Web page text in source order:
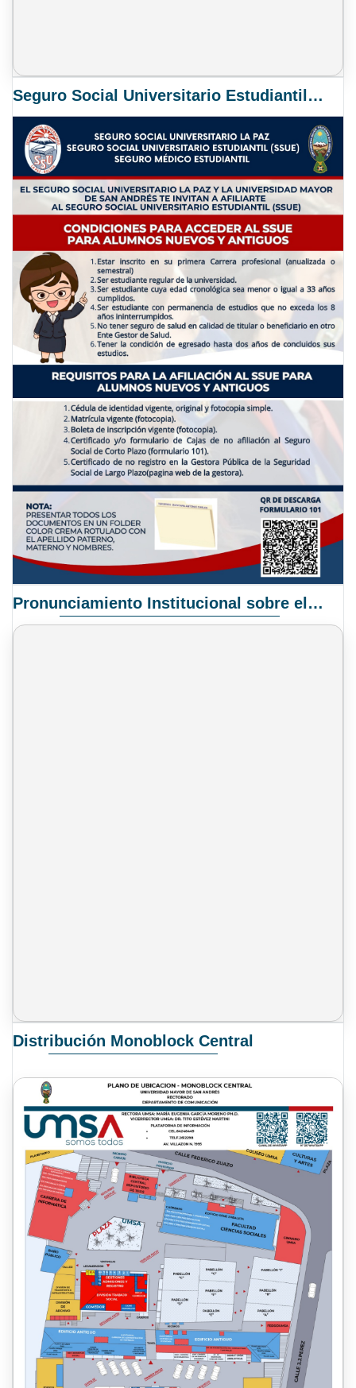
Seguro Social Universitario Estudiantil SSUE
Pronunciamiento Institucional sobre el Proyecto de Ley N° 068/2025-2026 C.S.
Distribución Monoblock Central